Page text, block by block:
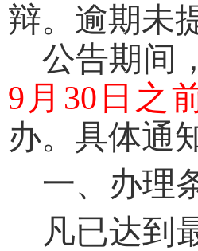
辩。逾期未
公告期间
9 月 30 日之
办。具体通
一、办理
凡已达到